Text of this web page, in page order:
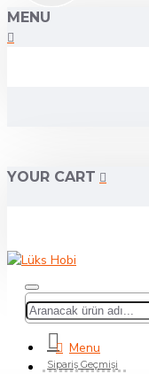
MENU
YOUR CART
Sipariş Geçmişi
Menu